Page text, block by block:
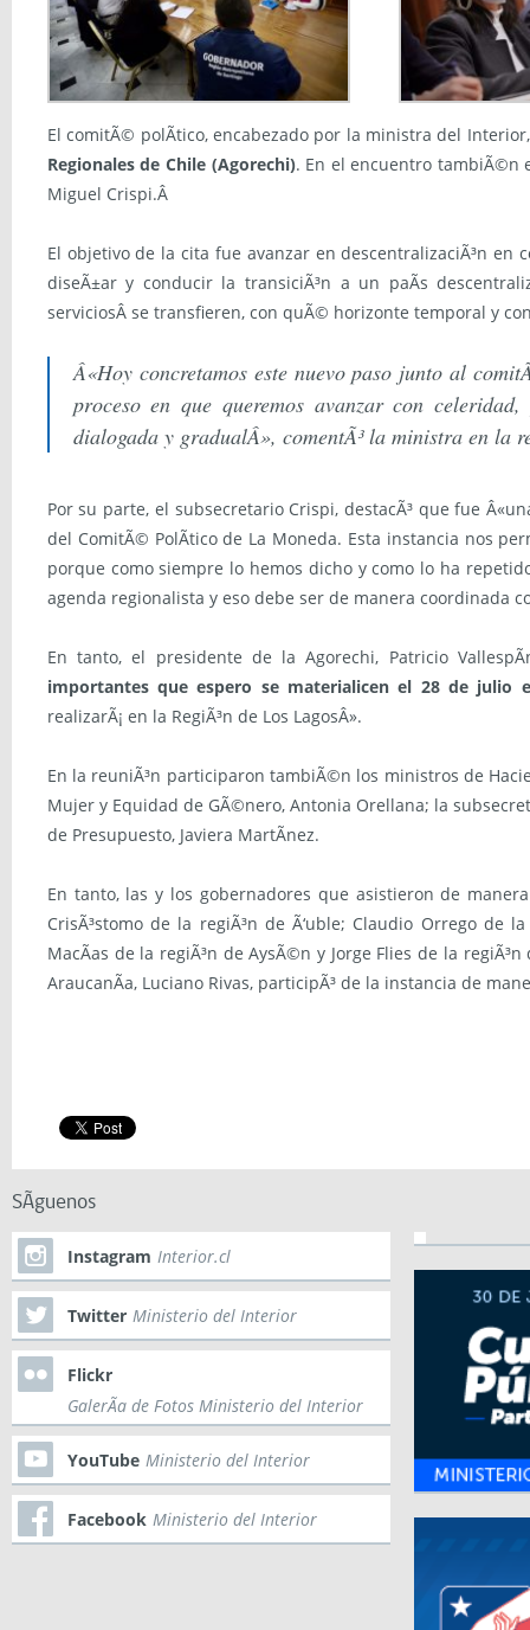
El comitÃ© polÃ­tico, encabezado por la ministra del
Regionales de Chile (Agorechi). En el encuentro tambiÃ©n
Miguel Crispi.Â
El objetivo de la cita fue avanzar en descentralizaciÃ³n en
diseÃ±ar y conducir la transiciÃ³n a un paÃ­s
serviciosÂ se transfieren, con quÃ© horizonte temporal y
Â«Hoy concretamos este nuevo paso junto al
proceso en que queremos avanzar con
dialogada y gradualÂ», comentÃ³ la ministra en la
Por su parte, el subsecretario Crispi, destacÃ³ que fue
del ComitÃ© PolÃ­tico de La Moneda. Esta instancia nos
porque como siempre lo hemos dicho y como lo ha
agenda regionalista y eso debe ser de manera coordinada
En tanto, el presidente de la Agorechi, Patricio
importantes que espero se materialicen el 28 de julio
realizarÃ¡ en la RegiÃ³n de Los LagosÂ».
En la reuniÃ³n participaron tambiÃ©n los ministros de
Mujer y Equidad de GÃ©nero, Antonia Orellana; la
de Presupuesto, Javiera MartÃ­nez.
En tanto, las y los gobernadores que asistieron de
CrisÃ³stomo de la regiÃ³n de Ã‘uble; Claudio Orrego de
MacÃ­as de la regiÃ³n de AysÃ©n y Jorge Flies de la
AraucanÃ­a, Luciano Rivas, participÃ³ de la instancia de
SÃ­guenos
Instagram Interior.cl
Twitter Ministerio del Interior
Flickr
GalerÃ­a de Fotos Ministerio del Interior
YouTube Ministerio del Interior
Facebook Ministerio del Interior